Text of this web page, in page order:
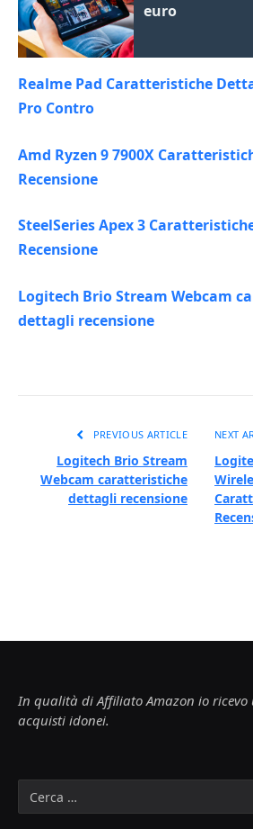
euro
Realme Pad Caratteristiche
Pro Contro
Amd Ryzen 9 7900X
Recensione
SteelSeries Apex 3
Recensione
Logitech Brio Stream Webcam
dettagli recensione
PREVIOUS ARTICLE
Logitech Brio Stream
Webcam caratteristiche
dettagli recensione
NEXT
In qualità di Affiliato Amazon io
acquisti idonei.